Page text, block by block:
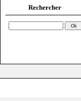
Rechercher